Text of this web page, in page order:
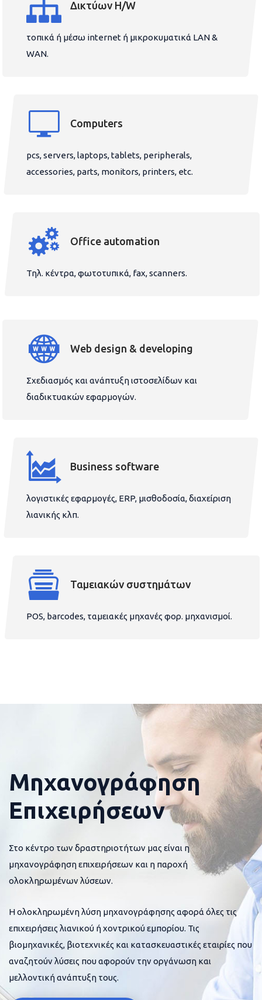
Δικτύων H/W
τοπικά ή μέσω internet ή μικροκυματικά LAN &
WAN.
Computers
pcs, servers, laptops, tablets, peripherals,
accessories, parts, monitors, printers, etc.
Office automation
Τηλ. κέντρα, φωτοτυπικά, fax, scanners.
Web design & developing
Σχεδιασμός και ανάπτυξη ιστοσελίδων και
διαδικτυακών εφαρμογών.
Business software
λογιστικές εφαρμογές, ERP, μισθοδοσία, διαχείριση
λιανικής κλπ.
Ταμειακών συστημάτων
POS, barcodes, ταμειακές μηχανές φορ. μηχανισμοί.
Μηχανογράφηση
Επιχειρήσεων
Στο κέντρο των δραστηριοτήτων μας είναι η
μηχανογράφηση επιχειρήσεων και η παροχή
ολοκληρωμένων λύσεων.
Η ολοκληρωμένη λύση μηχανογράφησης αφορά όλες τις
επιχειρήσεις λιανικού ή χοντρικού εμπορίου. Τις
βιομηχανικές, βιοτεχνικές και κατασκευαστικές εταιρίες που
αναζητούν λύσεις που αφορούν την οργάνωση και
μελλοντική ανάπτυξη τους.